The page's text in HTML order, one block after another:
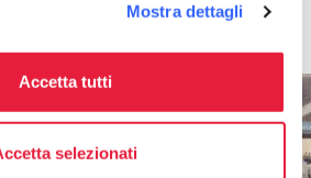
Mostra dettagli
Accetta tutti
selezionati